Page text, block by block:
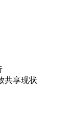
共享现状